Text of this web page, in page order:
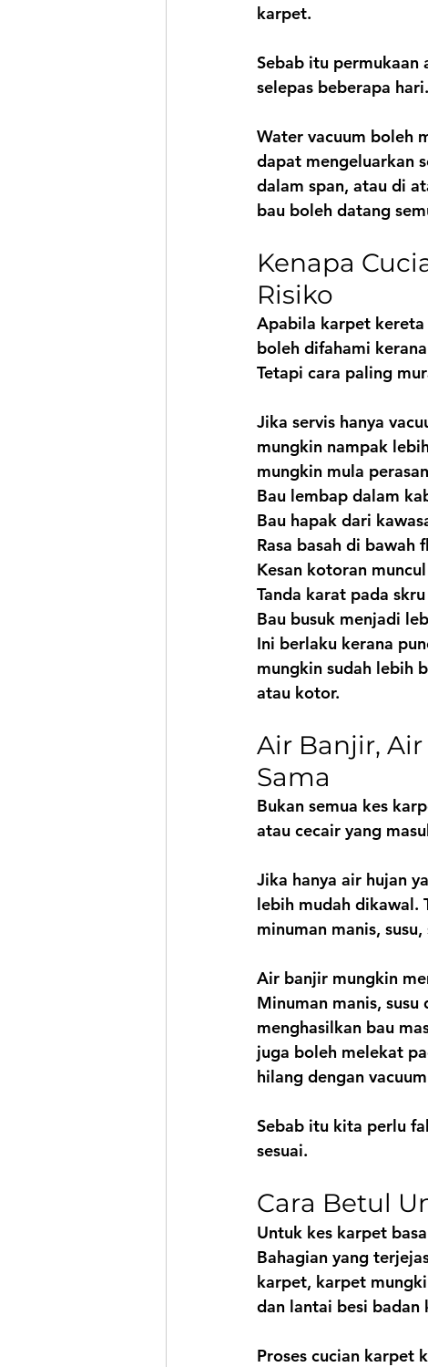
karpet.
Sebab itu
selepas beberapa hari.
Water vacuum boleh
dapat mengeluarkan
dalam span, atau di
bau boleh datang
Kenapa
Risiko
Apabila karpet kereta
boleh difahami
Tetapi cara paling
Jika servis hanya
mungkin nampak
mungkin mula
Bau lembap dalam
Bau hapak dari
Rasa basah di bawah
Kesan kotoran
Tanda karat pada
Bau busuk menjadi
Ini berlaku kerana
mungkin sudah lebih
atau kotor.
Air Banjir,
Sama
Bukan semua kes
atau cecair yang
Jika hanya air hujan
lebih mudah dikawal.
minuman manis,
Air banjir mungkin
Minuman manis,
menghasilkan bau
juga boleh melekat
hilang dengan
Sebab itu kita perlu
sesuai.
Cara Betul
Untuk kes karpet
Bahagian yang
karpet, karpet
dan lantai besi
Proses cucian karpet